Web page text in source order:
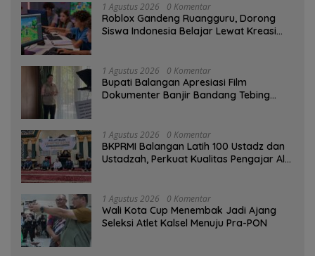
1 Agustus 2026 0 Komentar
Roblox Gandeng Ruangguru, Dorong
Siswa Indonesia Belajar Lewat Kreasi
1 Agustus 2026 0 Komentar
Bupati Balangan Apresiasi Film
Dokumenter Banjir Bandang Tebing
1 Agustus 2026 0 Komentar
BKPRMI Balangan Latih 100 Ustadz dan
Ustadzah, Perkuat Kualitas Pengajar Al-
1 Agustus 2026 0 Komentar
Wali Kota Cup Menembak Jadi Ajang
Seleksi Atlet Kalsel Menuju Pra-PON